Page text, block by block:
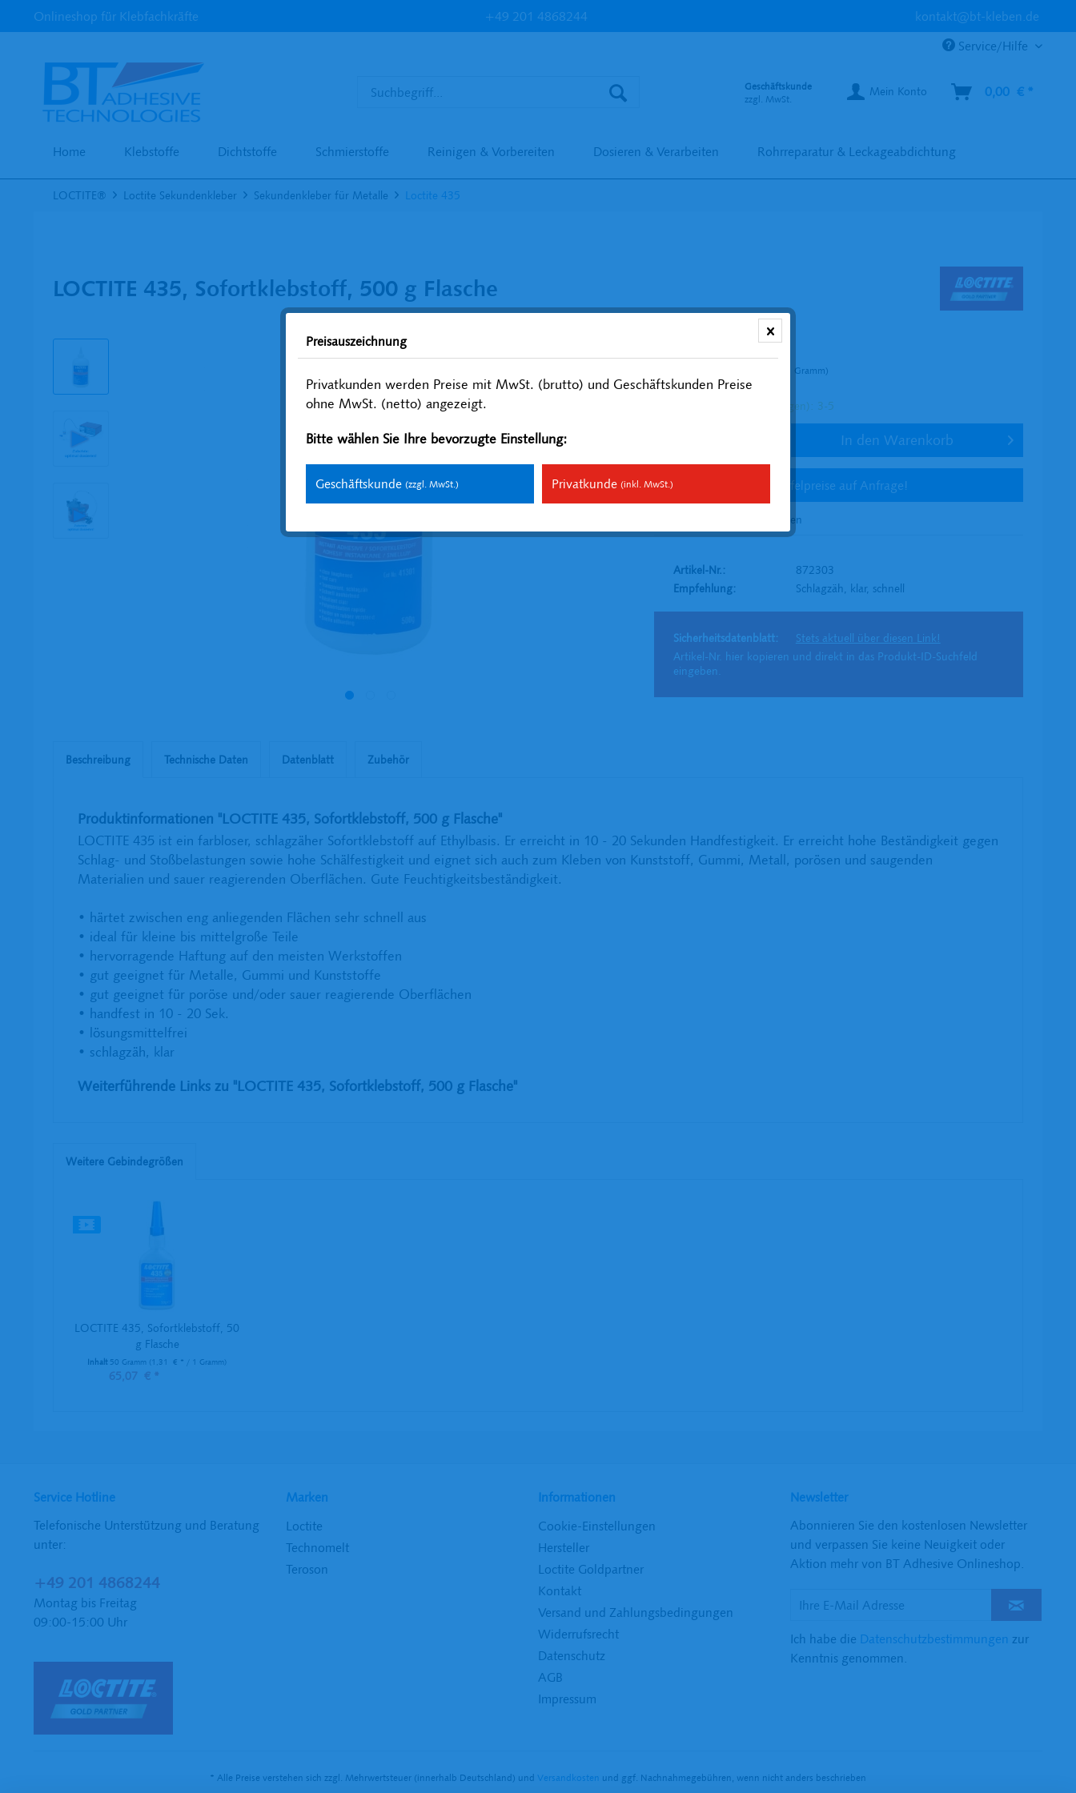
Onlineshop für Klebfachkräfte +49 201 4868244
kontakt@bt-kleben.de
Service/Hilfe
Geschäftskunde
zzgl. MwSt.
Mein Konto 0,00 € *
Home Klebstoffe Dichtstoffe Schmierstoffe Reinigen & Vorbereiten Dosieren & Verarbeiten Rohrreparatur & Leckageabdichtung
LOCTITE® Loctite Sekundenkleber Sekundenkleber für Metalle Loctite 435
LOCTITE 435, Sofortklebstoff, 500 g Flasche
425,62 € *
500 Gramm (0,86 € * / 1 Gramm)
zzgl. MwSt.zzgl. Versandkosten
Versandfertig (in Werktagen): 3-5
In den Warenkorb
Staffelpreise auf Anfrage!
Merken
Artikel-Nr.:
872303
Empfehlung:
Schlagzäh, klar, schnell
Sicherheitsdatenblatt:
Stets aktuell über diesen Link!
Artikel-Nr. hier kopieren und direkt in das Produkt-ID-Suchfeld
eingeben.
Beschreibung Technische Daten Datenblatt Zubehör
Produktinformationen "LOCTITE 435, Sofortklebstoff, 500 g Flasche"
LOCTITE 435 ist ein farbloser, schlagzäher Sofortklebstoff auf Ethylbasis. Er erreicht in 10 - 20 Sekunden Handfestigkeit. Er erreicht hohe Beständigkeit gegen
Schlag- und Stoßbelastungen sowie hohe Schälfestigkeit und eignet sich auch zum Kleben von Kunststoff, Gummi, Metall, porösen und saugenden
Materialien und sauer reagierenden Oberflächen. Gute Feuchtigkeitsbeständigkeit.
• härtet zwischen eng anliegenden Flächen sehr schnell aus
• ideal für kleine bis mittelgroße Teile
• hervorragende Haftung auf den meisten Werkstoffen
• gut geeignet für Metalle, Gummi und Kunststoffe
• gut geeignet für poröse und/oder sauer reagierende Oberflächen
• handfest in 10 - 20 Sek.
• lösungsmittelfrei
• schlagzäh, klar
Weiterführende Links zu "LOCTITE 435, Sofortklebstoff, 500 g Flasche"
Weitere Gebindegrößen
LOCTITE 435, Sofortklebstoff, 50
g Flasche
Inhalt 50 Gramm (1,31 € * / 1 Gramm)
65,07 € *
Service Hotline
Telefonische Unterstützung und Beratung
unter:
+49 201 4868244
Montag bis Freitag
09:00-15:00 Uhr
Marken
Loctite
Technomelt
Teroson
Informationen
Cookie-Einstellungen
Hersteller
Loctite Goldpartner
Kontakt
Versand und Zahlungsbedingungen
Widerrufsrecht
Datenschutz
AGB
Impressum
Newsletter
Abonnieren Sie den kostenlosen Newsletter
und verpassen Sie keine Neuigkeit oder
Aktion mehr von BT Adhesive Onlineshop.
Ich habe die Datenschutzbestimmungen zur
Kenntnis genommen.
* Alle Preise verstehen sich zzgl. Mehrwertsteuer (innerhalb Deutschland) und Versandkosten und ggf. Nachnahmegebühren, wenn nicht anders beschrieben
Preisauszeichnung
Privatkunden werden Preise mit MwSt. (brutto) und Geschäftskunden Preise
ohne MwSt. (netto) angezeigt.
Bitte wählen Sie Ihre bevorzugte Einstellung:
Geschäftskunde (zzgl. MwSt.) Privatkunde (inkl. MwSt.)